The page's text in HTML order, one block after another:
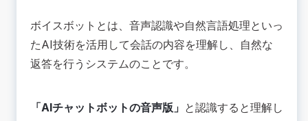
ボイスボットとは、音声認識や自然言語処理といっ
たAI技術を活用して会話の内容を理解し、自然な
返答を行うシステムのことです。
「AIチャットボットの音声版」 と認識すると理解し